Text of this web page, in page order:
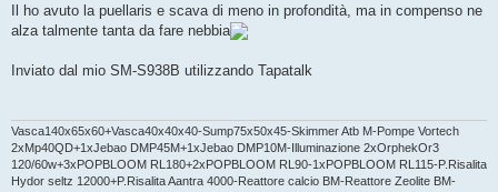
s
a
i
Il ho avuto la puellaris e scava di meno in profondità, ma in compenso ne
alza talmente tanta da fare nebbia
Inviato dal mio SM-S938B utilizzando Tapatalk
Vasca140x65x60+Vasca40x40x40-Sump75x50x45-Skimmer Atb M-Pompe Vortech
2xMp40QD+1xJebao DMP45M+1xJebao DMP10M-Illuminazione 2xOrphekOr3
120/60w+3xPOPBLOOM RL180+2xPOPBLOOM RL90-1xPOPBLOOM RL115-P.Risalita
Hydor seltz 12000+P.Risalita Aantra 4000-Reattore calcio BM-Reattore Zeolite BM-